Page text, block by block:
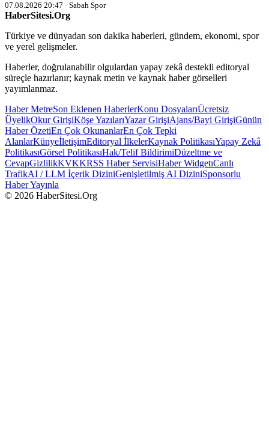
07.08.2026 20:47 · Sabah Spor
HaberSitesi.Org
Türkiye ve dünyadan son dakika haberleri, gündem, ekonomi, spor
ve yerel gelişmeler.
Haberler, doğrulanabilir olgulardan yapay zekâ destekli editoryal
süreçle hazırlanır; kaynak metin ve kaynak haber görselleri
yayımlanmaz.
Haber MetreSon Eklenen HaberlerKonu DosyalarıÜcretsiz
ÜyelikOkur GirişiKöşe YazılarıYazar GirişiAjans/Bayi GirişiGünün
Haber ÖzetiEn Çok OkunanlarEn Çok Tepki
AlanlarKünyeİletişimEditoryal İlkelerKaynak PolitikasıYapay Zekâ
PolitikasıGörsel PolitikasıHak/Telif BildirimiDüzeltme ve
CevapGizlilikKVKKRSS Haber ServisiHaber WidgetıCanlı
TrafikAI / LLM İçerik DiziniGenişletilmiş AI DiziniSponsorlu
Haber Yayınla
© 2026 HaberSitesi.Org